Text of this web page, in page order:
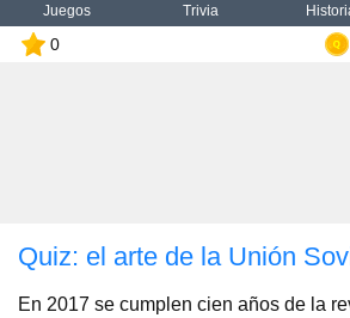
Juegos Trivia
0
Quiz: el arte de la Unión
En 2017 se cumplen cien años de la